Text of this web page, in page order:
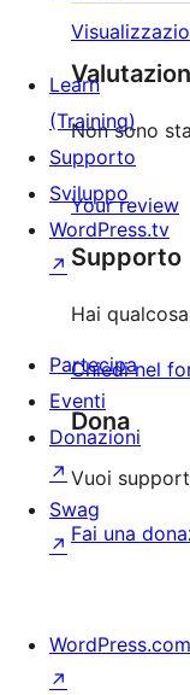
Non sono
Your review
Supporto
Hai
Chiedi nel
Dona
Vuoi
Fai una
Learn
(Training)
Supporto
Sviluppo
WordPress.tv
↗
Partecipa
Eventi
Donazioni
↗
Swag
↗
WordPress.com
↗